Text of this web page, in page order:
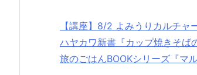
【講座】8/2 よみうりカルチャ
ハヤカワ新書『カップ焼きそば
旅のごはんBOOKシリーズ『マ